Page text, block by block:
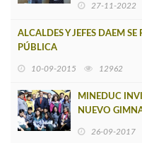
27-11-2022
ALCALDES Y JEFES DAEM
PÚBLICA
10-09-2015 12962
MINEDUC
NUEVO
26-09-2017